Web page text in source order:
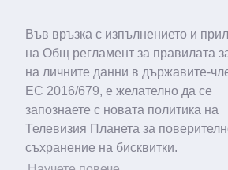
Във връзка с изпълнението и
на Общ регламент за правилата
на личните данни в държавите-
ЕС 2016/679, е желателно да се
запознаете с новата политика на
Телевизия Планета за
съхранение на бисквитки.